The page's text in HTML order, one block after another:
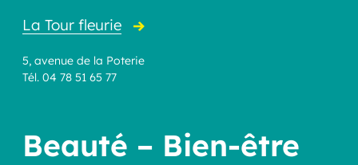
La Tour fleurie
5, avenue de la Poterie
Tél. 04 78 51 65 77
Beauté – Bien-être